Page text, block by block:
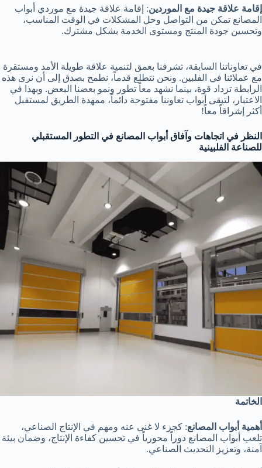
إقامة علاقة جيدة مع الموردين: إقامة علاقة جيدة مع موردي أبواب
المصانع تمكن من التواصل وحل المشكلات في الوقت المناسب،
وتحسين جودة المنتج ومستوى الخدمة بشكل مشترك.
في تعاوناتنا السابقة، تشرفنا بعمق لتنمية علاقة طويلة الأمد ومستقرة
مع عملائنا في الفلبين. ونحن نتطلع قدماً، نطمح بصدق إلى أن نرى هذه
الرابطة تزداد قوة، بينما نشهد معاً تطور ونمو بعضنا البعض. وبهذا في
الاعتبار، لتبقى أبواب تعاوننا مفتوحة دائماً، ممهدة الطريق لمستقبل
أكثر إشراقاً معاً!
النظر في اتجاهات وآفاق أبواب المصانع في التطور المستقبلي
للصناعة الفلبينية
الخاتمة
أهمية أبواب المصانع: كجزء لا غنى عنه ومهم في الإنتاج الصناعي،
تلعب أبواب المصانع دوراً محورياً في تحسين كفاءة الإنتاج، وضمان بيئة
آمنة، وتعزيز التحديث الصناعي.